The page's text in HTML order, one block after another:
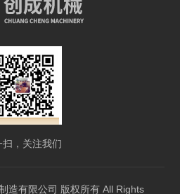
扫，关注我们
造有限公司 版权所有 All Rights